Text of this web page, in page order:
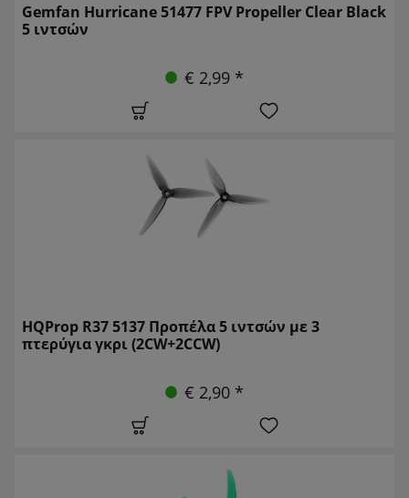
Gemfan Hurricane 51477 FPV Propeller Clear Black
5 ιντσών
€ 2,99 *
HQProp R37 5137 Προπέλα 5 ιντσών με 3
πτερύγια γκρι (2CW+2CCW)
€ 2,90 *